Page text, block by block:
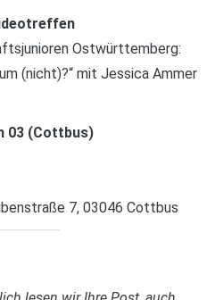
Ostwürttemberg:
(nicht)?“ mit Jessica Ammer
03 (Cottbus)
7, 03046 Cottbus